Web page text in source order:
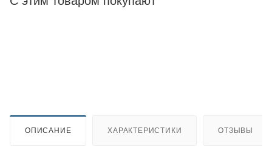
ОПИСАНИЕ ХАРАКТЕРИСТИКИ ОТЗЫВЫ